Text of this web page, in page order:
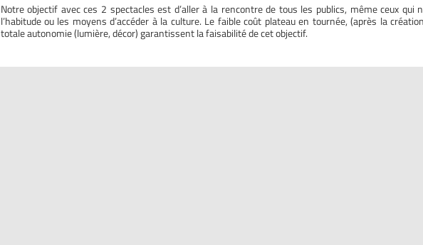
Notre objectif avec ces 2 spectacles est d’aller à la rencontre de tous les publics, même ceux qui
l’habitude ou les moyens d’accéder à la culture. Le faible coût plateau en tournée, (après la
totale autonomie (lumière, décor) garantissent la faisabilité de cet objectif.